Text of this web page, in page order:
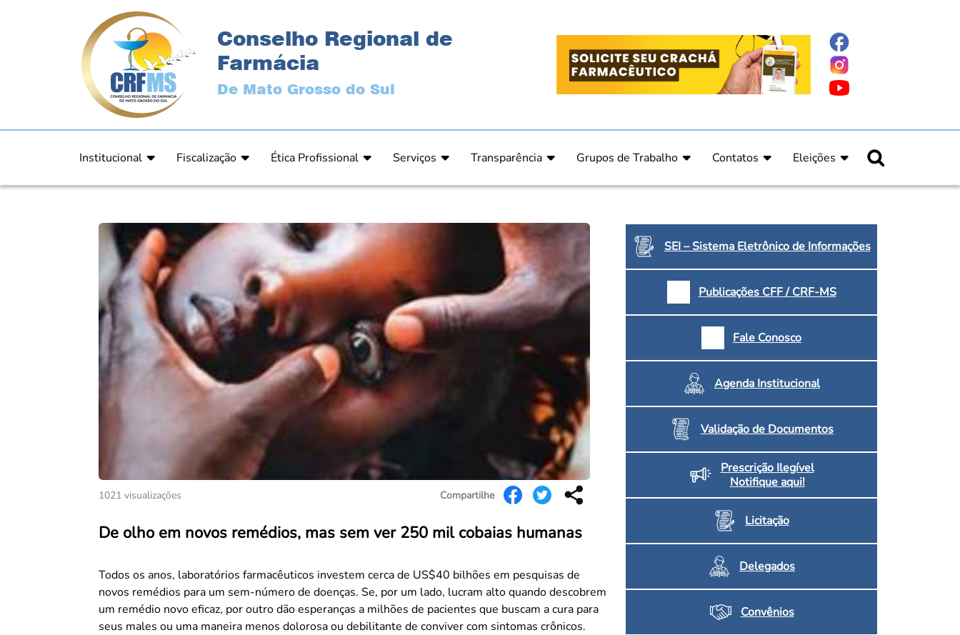
Conselho Regional de
Farmácia
De Mato Grosso do Sul
Institucional
Estrutura
Diretoria
Plenário
Ex Presidentes
Equipe
Fiscalização
Orientação
Processos Fiscais
Relatórios
Ética Profissional
Comunicado de Julgamento
Resultado de Julgamento / Acórdão
Relatório Comissão de Ética CRFMS
Serviços
Cartas de Serviços – Procedimentos e formulários
Prazos de Processos Secretaria
Ouvidoria
Dúvidas Frequentes
Convenção Coletiva 2025/2026 – Piso salarial Farmácias e Drogaria
Consulta de Farmacêuticos e Estabelecimentos Inscritos no CRF/MS
Transparência
Proteção de Dados – LGPD
Grupos de Trabalho
Estética
Farmácia Hospitalar e Oncologia
Pesquisa Clínica
Saúde Pública e Indígena
Contatos
Eleições
Candidatos
1021 visualizações Compartilhe
De olho em novos remédios, mas sem ver 250 mil cobaias humanas
Todos os anos, laboratórios farmacêuticos investem cerca de US$40 bilhões em pesquisas de
novos remédios para um sem-número de doenças. Se, por um lado, lucram alto quando descobrem
um remédio novo eficaz, por outro dão esperanças a milhões de pacientes que buscam a cura para
seus males ou uma maneira menos dolorosa ou debilitante de conviver com sintomas crônicos.
SEI – Sistema Eletrônico de Informações
Publicações CFF / CRF-MS
Fale Conosco
Agenda Institucional
Validação de Documentos
Prescrição Ilegível
Notifique aqui!
Licitação
Delegados
Convênios